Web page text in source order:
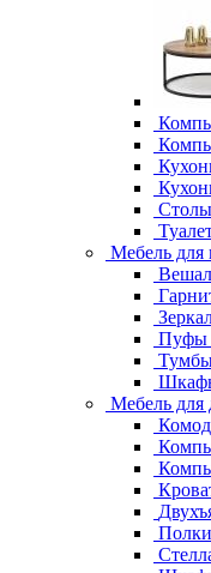
Мебель для
Пуфы
Мебель для
Полки